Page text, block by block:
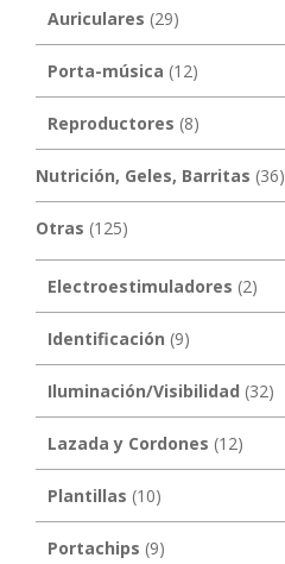
Auriculares (29)
Porta-música (12)
Reproductores (8)
Nutrición, Geles, Barritas (36)
Otras (125)
Electroestimuladores (2)
Identificación (9)
Iluminación/Visibilidad (32)
Lazada y Cordones (12)
Plantillas (10)
Portachips (9)